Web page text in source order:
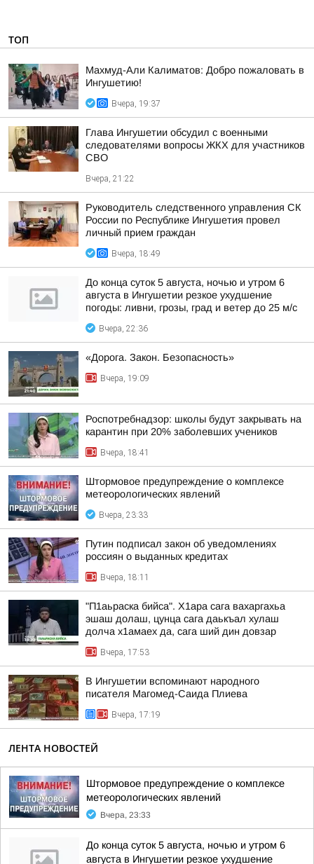
ТОП
Махмуд-Али Калиматов: Добро пожаловать в
Ингушетию!
Вчера, 19:37
Глава Ингушетии обсудил с военными
следователями вопросы ЖКХ для участников
СВО
Вчера, 21:22
Руководитель следственного управления СК
России по Республике Ингушетия провел
личный прием граждан
Вчера, 18:49
До конца суток 5 августа, ночью и утром 6
августа в Ингушетии резкое ухудшение
погоды: ливни, грозы, град и ветер до 25 м/с
Вчера, 22:36
«Дорога. Закон. Безопасность»
Вчера, 19:09
Роспотребнадзор: школы будут закрывать на
карантин при 20% заболевших учеников
Вчера, 18:41
Штормовое предупреждение о комплексе
метеорологических явлений
Вчера, 23:33
Путин подписал закон об уведомлениях
россиян о выданных кредитах
Вчера, 18:11
"П1аьраска бийса". Х1ара сага вахаргахьа
эшаш долаш, цунца сага даькъал хулаш
долча х1амаех да, сага ший дин довзар
Вчера, 17:53
В Ингушетии вспоминают народного
писателя Магомед-Саида Плиева
Вчера, 17:19
ЛЕНТА НОВОСТЕЙ
Штормовое предупреждение о комплексе
метеорологических явлений
Вчера, 23:33
До конца суток 5 августа, ночью и утром 6
августа в Ингушетии резкое ухудшение